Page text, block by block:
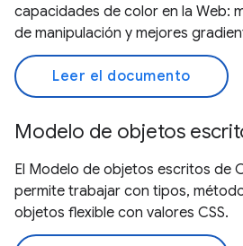
capacidades de color en la Web:
de manipulación y mejores
Leer el documento
Modelo de objetos
El Modelo de objetos escritos de
permite trabajar con tipos,
objetos flexible con valores CSS.